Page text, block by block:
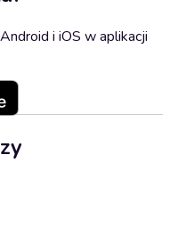
i iOS w aplikacji